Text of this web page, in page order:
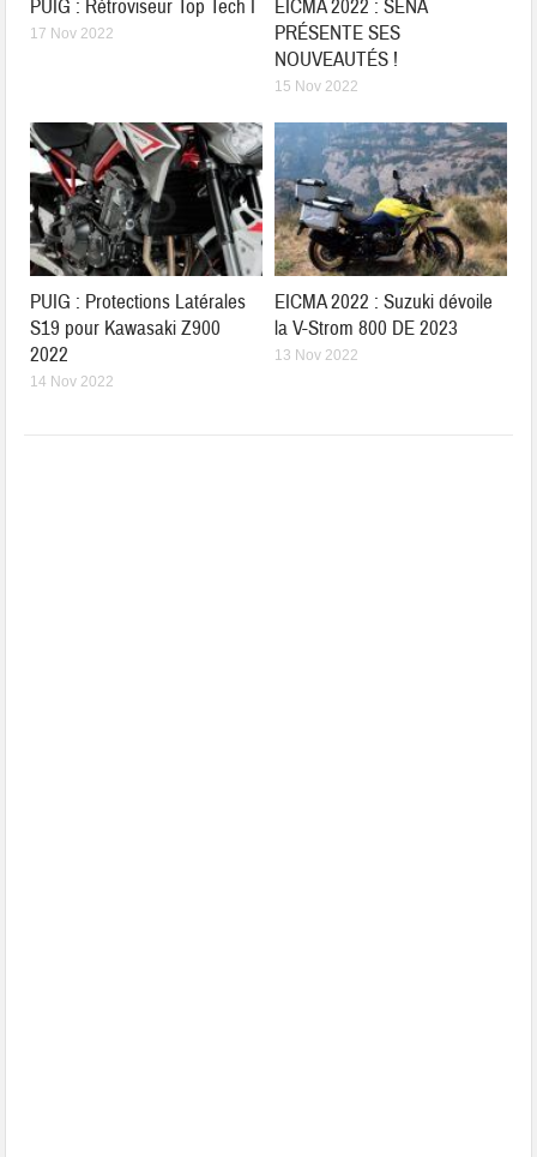
PUIG : Rétroviseur Top Tech I
17 Nov 2022
EICMA 2022 : SENA
PRÉSENTE SES
NOUVEAUTÉS !
15 Nov 2022
PUIG : Protections Latérales
S19 pour Kawasaki Z900
2022
14 Nov 2022
EICMA 2022 : Suzuki dévoile
la V-Strom 800 DE 2023
13 Nov 2022